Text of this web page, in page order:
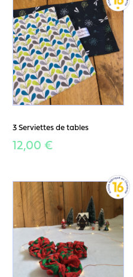
3 Serviettes de tables
12,00 €